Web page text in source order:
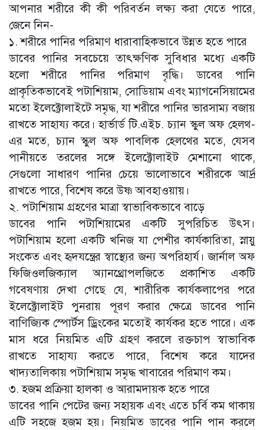
আপনার শরীরে কী কী পরিবর্তন লক্ষ্য করা যেতে পারে,
জেনে নিন-
১. শরীরে পানির পরিমাণ ধারাবাহিকভাবে উন্নত হতে পারে
ডাবের পানির সবচেয়ে তাৎক্ষণিক সুবিধার মধ্যে একটি
হলো শরীরে পানির পরিমাণ বৃদ্ধি। ডাবের পানি
প্রাকৃতিকভাবেই পটাশিয়াম, সোডিয়াম এবং ম্যাগনেসিয়ামের
মতো ইলেক্ট্রোলাইটে সমৃদ্ধ, যা শরীরে পানির ভারসাম্য বজায়
রাখতে সাহায্য করে। হার্ভার্ড টি.এইচ. চ্যান স্কুল অফ হেলথ-
এর মতে, চ্যান স্কুল অফ পাবলিক হেলথের মতে, যেসব
পানীয়তে তরলের সঙ্গে ইলেক্ট্রোলাইট মেশানো থাকে,
সেগুলো সাধারণ পানির চেয়ে ভালোভাবে শরীরকে আর্দ্র
রাখতে পারে, বিশেষ করে উষ্ণ আবহাওয়ায়।
২. পটাশিয়াম গ্রহণের মাত্রা স্বাভাবিকভাবে বাড়ে
ডাবের পানি পটাশিয়ামের একটি সুপরিচিত উৎস।
পটাশিয়াম হলো একটি খনিজ যা পেশীর কার্যকারিতা, স্নায়ু
সংকেত এবং হৃদযন্ত্রের স্বাস্থ্যের জন্য অপরিহার্য। জার্নাল অফ
ফিজিওলজিক্যাল অ্যানথ্রোপলজিতে প্রকাশিত একটি
গবেষণায় দেখা গেছে যে, শারীরিক কার্যকলাপের পরে
ইলেক্ট্রোলাইট পুনরায় পূরণ করার ক্ষেত্রে ডাবের পানি
বাণিজ্যিক স্পোর্টস ড্রিংকের মতোই কার্যকর হতে পারে। এক
মাস ধরে নিয়মিত এটি গ্রহণ করলে রক্তচাপ স্বাভাবিক
রাখতে সাহায্য করতে পারে, বিশেষ করে যাদের
খাদ্যতালিকায় পটাশিয়াম সমৃদ্ধ খাবারের পরিমাণ কম।
৩. হজম প্রক্রিয়া হালকা ও আরামদায়ক হতে পারে
ডাবের পানি পেটের জন্য সহায়ক এবং এতে চর্বি কম থাকায়
এটি সহজে হজম হয়। নিয়মিত ডাবের পানি পান করলে